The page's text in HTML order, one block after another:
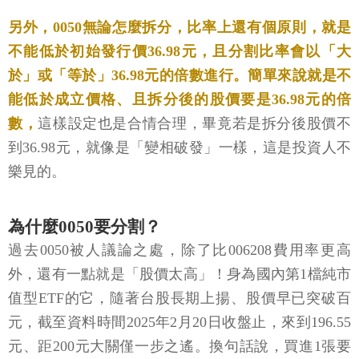
另外，0050無論怎麼拆分，比率上還有個原則，就是
不能低於初始發行價36.98元，且分割比率會以「大
於」或「等於」36.98元的倍數進行。簡單來說就是不
能低於成立價格、且拆分後的股價要是36.98元的倍
數，這樣設定也是合情合理，畢竟若是拆分後股價不
到36.98元，就像是「變相破發」一樣，這是投資人不
樂見的。
為什麼0050要分割？
過去0050被人議論之處，除了比006208費用率更高
外，還有一點就是「股價太高」！身為國內第1檔純市
值型ETF的它，隨著台股長期上揚、股價早已突破百
元，截至資料時間2025年2月20日收盤止，來到196.55
元、距200元大關僅一步之遙。換句話說，買進1張要